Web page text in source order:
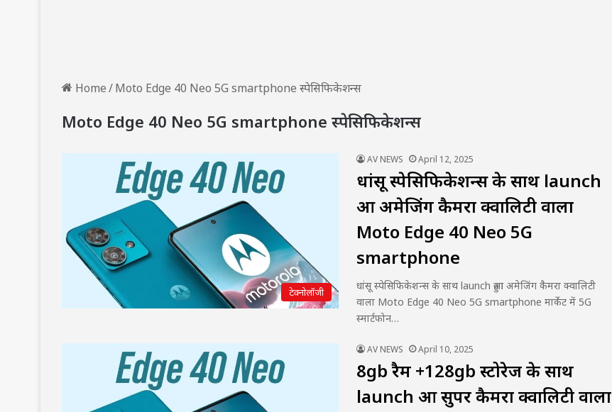
Home/Moto Edge 40 Neo 5G smartphone स्पेसिफिकेशन्स
Moto Edge 40 Neo 5G smartphone स्पेसिफिकेशन्स
टेक्नोलॉजी
AV NEWS April 12, 2025
धांसू स्पेसिफिकेशन्स के साथ launch
हुआ अमेजिंग कैमरा क्वालिटी वाला
Moto Edge 40 Neo 5G
smartphone
धांसू स्पेसिफिकेशन्स के साथ launch हुआ अमेजिंग कैमरा क्वालिटी
वाला Moto Edge 40 Neo 5G smartphone मार्केट में 5G
स्मार्टफोन…
AV NEWS April 10, 2025
8gb रैम +128gb स्टोरेज के साथ
launch हुआ सुपर कैमरा क्वालिटी वाला